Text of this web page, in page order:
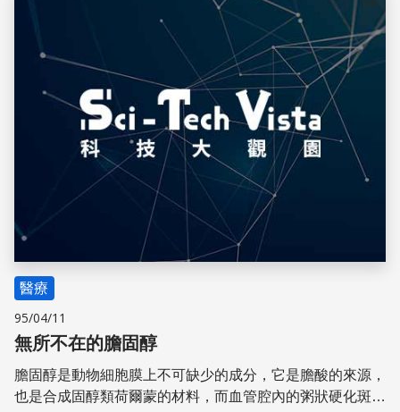
儲存
醫療
95/04/11
無所不在的膽固醇
膽固醇是動物細胞膜上不可缺少的成分，它是膽酸的來源，
也是合成固醇類荷爾蒙的材料，而血管腔內的粥狀硬化斑